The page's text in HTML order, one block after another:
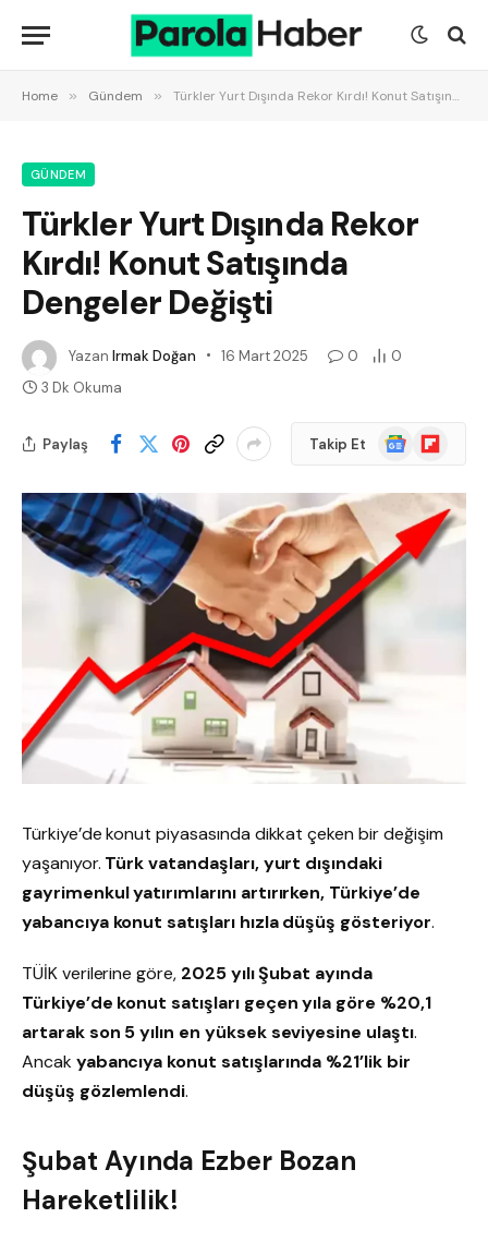
Home » Gündem » Türkler Yurt Dışında Rekor Kırdı! Konut Satışında Dengeler Değişti
GÜNDEM
Türkler Yurt Dışında Rekor
Kırdı! Konut Satışında
Dengeler Değişti
Yazan Irmak Doğan 16 Mart 2025 0
0
3 Dk Okuma
Paylaş Takip Et
Google
News
Flipboard
Türkiye’de konut piyasasında dikkat çeken bir değişim
yaşanıyor. Türk vatandaşları, yurt dışındaki
gayrimenkul yatırımlarını artırırken, Türkiye’de
yabancıya konut satışları hızla düşüş gösteriyor.
TÜİK verilerine göre, 2025 yılı Şubat ayında
Türkiye’de konut satışları geçen yıla göre %20,1
artarak son 5 yılın en yüksek seviyesine ulaştı.
Ancakyabancıya konut satışlarında %21’lik bir
düşüş gözlemlendi.
Şubat Ayında Ezber Bozan
Hareketlilik!